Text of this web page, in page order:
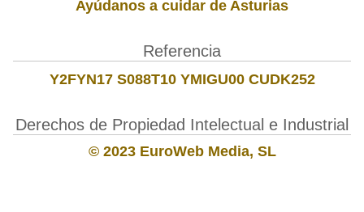
Ayúdanos a cuidar de Asturias
Referencia
Y2FYN17 S088T10 YMIGU00 CUDK252
Derechos de Propiedad Intelectual e Industrial
© 2023 EuroWeb Media, SL